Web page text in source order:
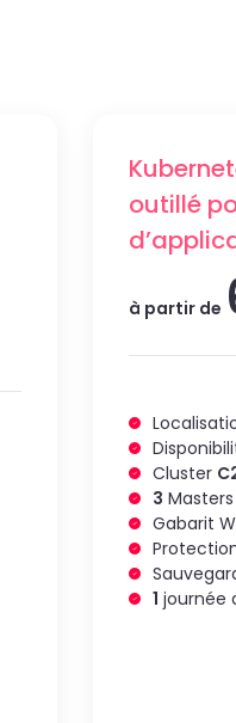
outillé
à partir de
Cluster
3
Gabarit
1 journée